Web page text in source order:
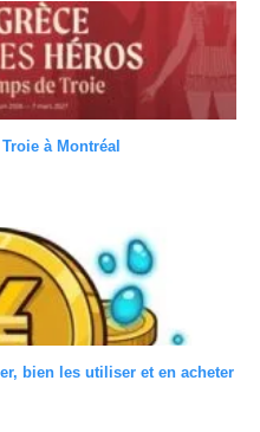
à Montréal
bien les utiliser et en acheter